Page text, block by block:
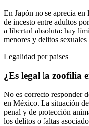
En Japón no se aprecia
de incesto entre adultos
a libertad absoluta: hay
menores y delitos
Legalidad por paises
¿Es legal la zoofilia
No es correcto responder
en México. La situación
penal y de protección
los delitos o faltas